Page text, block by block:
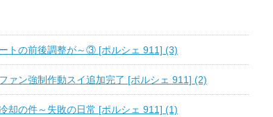
ートの前後調整が～③ [ポルシェ 911] (3)
ァン強制作動スイ追加完了 [ポルシェ 911] (2)
却の件～失敗の日常 [ポルシェ 911] (1)